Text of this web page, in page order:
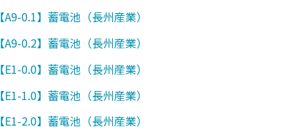
【A9-0.1】蓄電池（長州産業）
【A9-0.2】蓄電池（長州産業）
【E1-0.0】蓄電池（長州産業）
【E1-1.0】蓄電池（長州産業）
【E1-2.0】蓄電池（長州産業）